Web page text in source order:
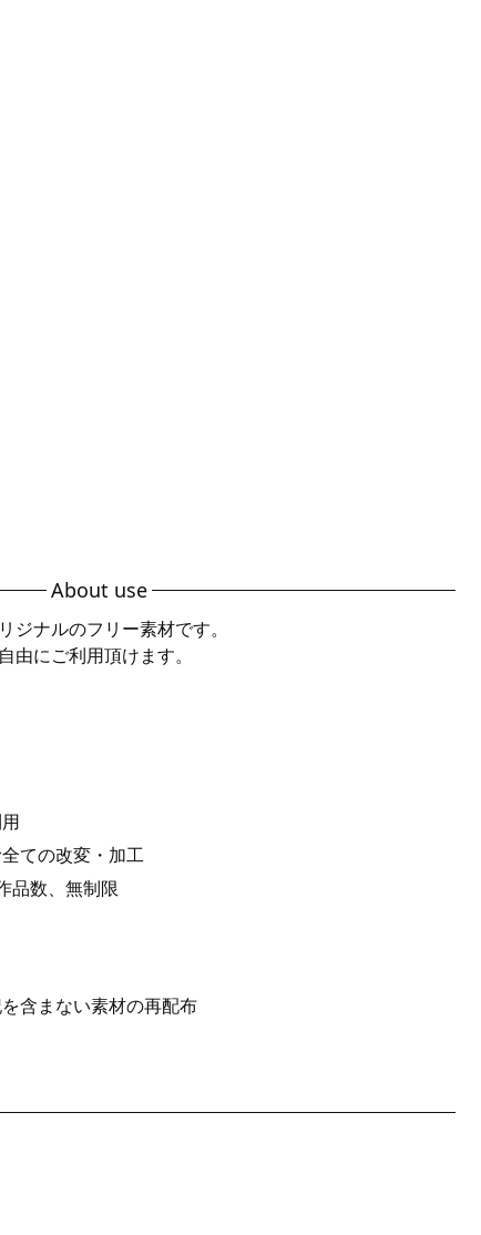
About use
ナルのフリー素材です。
由にご利用頂けます。
ての改変・加工
品数、無制限
含まない素材の再配布